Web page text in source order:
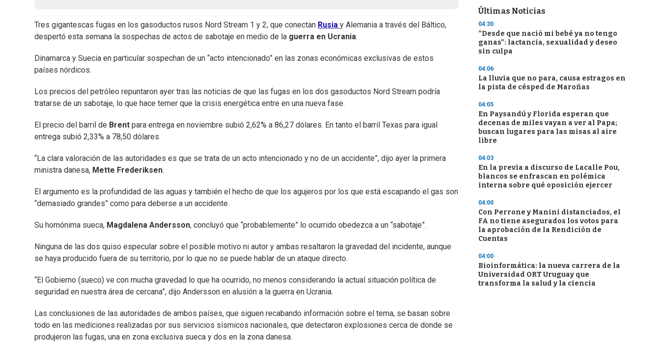
Tres gigantescas fugas en los gasoductos rusos Nord Stream 1 y 2, que conectan Rusia y Alemania a través del Báltico,
despertó esta semana la sospechas de actos de sabotaje en medio de la guerra en Ucrania.
Dinamarca y Suecia en particular sospechan de un “acto intencionado” en las zonas económicas exclusivas de estos
países nórdicos.
Los precios del petróleo repuntaron ayer tras las noticias de que las fugas en los dos gasoductos Nord Stream podría
tratarse de un sabotaje, lo que hace temer que la crisis energética entre en una nueva fase.
El precio del barril de Brent para entrega en noviembre subió 2,62% a 86,27 dólares. En tanto el barril Texas para igual
entrega subió 2,33% a 78,50 dólares.
“La clara valoración de las autoridades es que se trata de un acto intencionado y no de un accidente”, dijo ayer la primera
ministra danesa, Mette Frederiksen.
El argumento es la profundidad de las aguas y también el hecho de que los agujeros por los que está escapando el gas son
“demasiado grandes” como para deberse a un accidente.
Su homónima sueca, Magdalena Andersson, concluyó que “probablemente” lo ocurrido obedezca a un “sabotaje”.
Ninguna de las dos quiso especular sobre el posible motivo ni autor y ambas resaltaron la gravedad del incidente, aunque
se haya producido fuera de su territorio, por lo que no se puede hablar de un ataque directo.
“El Gobierno (sueco) ve con mucha gravedad lo que ha ocurrido, no menos considerando la actual situación política de
seguridad en nuestra área de cercana”, dijo Andersson en alusión a la guerra en Ucrania.
Las conclusiones de las autoridades de ambos países, que siguen recabando información sobre el tema, se basan sobre
todo en las mediciones realizadas por sus servicios sísmicos nacionales, que detectaron explosiones cerca de donde se
produjeron las fugas, una en zona exclusiva sueca y dos en la zona danesa.
Últimas Noticias
04:30
“Desde que nació mi bebé ya no tengo
ganas”: lactancia, sexualidad y deseo
sin culpa
04:06
La lluvia que no para, causa estragos en
la pista de césped de Maroñas
04:05
En Paysandú y Florida esperan que
decenas de miles vayan a ver al Papa;
buscan lugares para las misas al aire
libre
04:03
En la previa a discurso de Lacalle Pou,
blancos se enfrascan en polémica
interna sobre qué oposición ejercer
04:00
Con Perrone y Manini distanciados, el
FA no tiene asegurados los votos para
la aprobación de la Rendición de
Cuentas
04:00
Bioinformática: la nueva carrera de la
Universidad ORT Uruguay que
transforma la salud y la ciencia